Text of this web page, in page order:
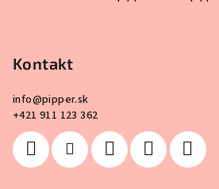
Kontakt
info@pipper.sk
+421 911 123 362